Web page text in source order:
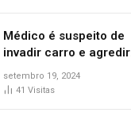
Médico é suspeito de
invadir carro e agredir
delegado aposentado
durante confusão no
setembro 19, 2024
41 Visitas